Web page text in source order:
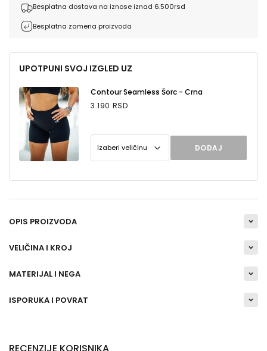
Besplatna dostava na iznose iznad 6.500rsd
Besplatna zamena proizvoda
UPOTPUNI SVOJ IZGLED UZ
Contour Seamless Šorc - Crna
3.190 RSD
DODAJ
OPIS PROIZVODA
VELIČINA I KROJ
MATERIJAL I NEGA
ISPORUKA I POVRAT